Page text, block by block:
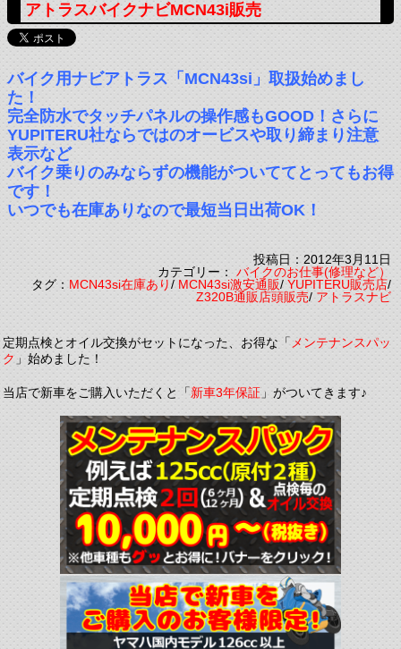
アトラスバイクナビMCN43i販売
バイク用ナビアトラス「MCN43si」取扱始めまし
た！
完全防水でタッチパネルの操作感もGOOD！さらに
YUPITERU社ならではのオービスや取り締まり注意
表示など
バイク乗りのみならずの機能がついててとってもお得
です！
いつでも在庫ありなので最短当日出荷OK！
投稿日：2012年3月11日
カテゴリー：バイクのお仕事(修理など）
タグ：MCN43si在庫あり/MCN43si激安通販/YUPITERU販売店/
Z320B通販店頭販売/アトラスナビ
定期点検とオイル交換がセットになった、お得な「メンテナンスパッ
ク」始めました！
当店で新車をご購入いただくと「新車3年保証」がついてきます♪